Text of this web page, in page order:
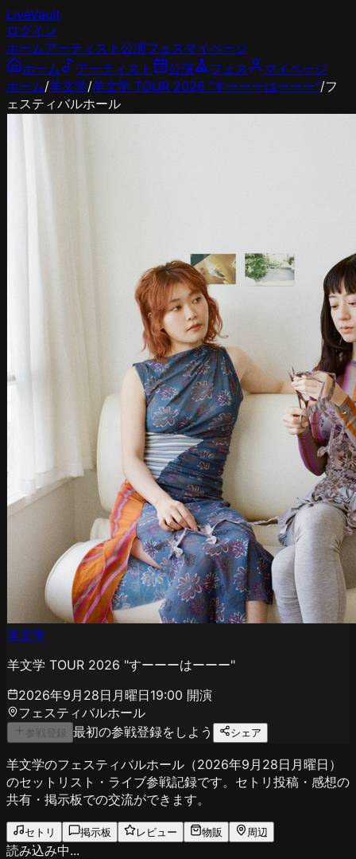
LiveVault
ログイン
ホームアーティスト 公演フェスマイページ
ホーム
アーティスト 公演 フェス
マイページ
ホーム/羊文学/羊文学 TOUR 2026 "すーーーはーーー"/フ
ェスティバルホール
羊文学
羊文学 TOUR 2026 "すーーーはーーー"
2026年9月28日月曜日19:00 開演
フェスティバルホール
参戦登録 最初の参戦登録をしよう シェア
羊文学のフェスティバルホール（2026年9月28日月曜日）
のセットリスト・ライブ参戦記録です。セトリ投稿・感想の
共有・掲示板での交流ができます。
セトリ 掲示板 レビュー 物販 周辺
読み込み中...